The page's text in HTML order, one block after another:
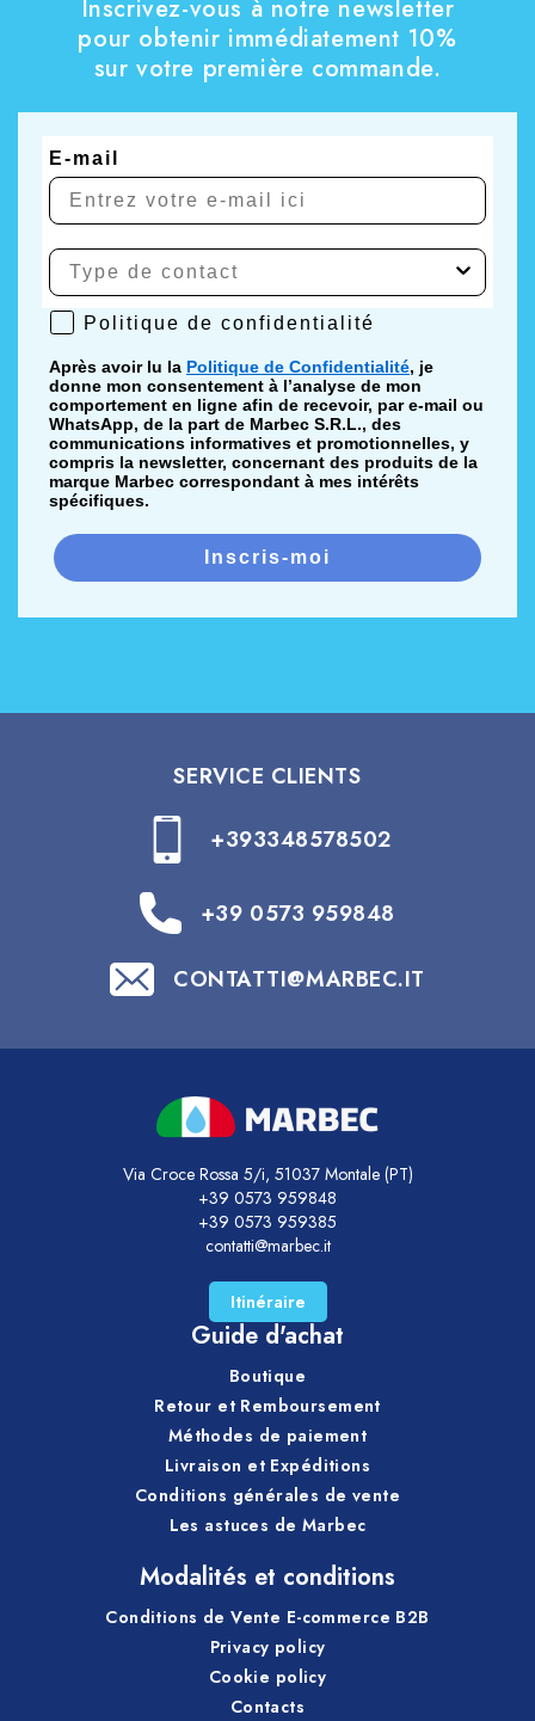
Inscrivez-vous à notre newsletter
pour obtenir immédiatement 10%
sur votre première commande.
E-mail
Politique de confidentialité
Politique de confidentialité
Après avoir lu la Politique de Confidentialité, je
donne mon consentement à l’analyse de mon
comportement en ligne afin de recevoir, par e-mail ou
WhatsApp, de la part de Marbec S.R.L., des
communications informatives et promotionnelles, y
compris la newsletter, concernant des produits de la
marque Marbec correspondant à mes intérêts
spécifiques.
Inscris-moi
SERVICE CLIENTS
+393348578502
+39 0573 959848
CONTATTI@MARBEC.IT
Via Croce Rossa 5/i, 51037 Montale (PT)
+39 0573 959848
+39 0573 959385
contatti@marbec.it
Itinéraire
Guide d'achat
Boutique
Retour et Remboursement
Méthodes de paiement
Livraison et Expéditions
Conditions générales de vente
Les astuces de Marbec
Modalités et conditions
Conditions de Vente E-commerce B2B
Privacy policy
Cookie policy
Contacts